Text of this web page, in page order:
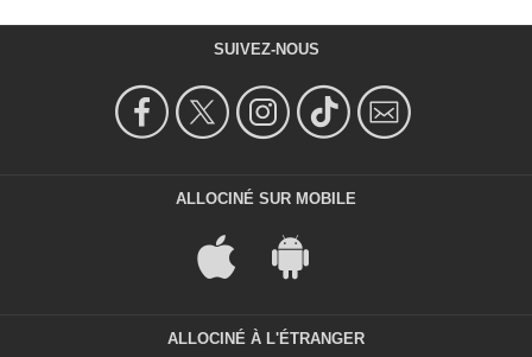
SUIVEZ-NOUS
ALLOCINÉ SUR MOBILE
ALLOCINÉ À L'ÉTRANGER